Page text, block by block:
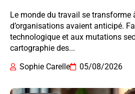
Le monde du travail se transforme
d’organisations avaient anticipé.
technologique et aux mutations
cartographie des...
Sophie Carelle
05/08/2026